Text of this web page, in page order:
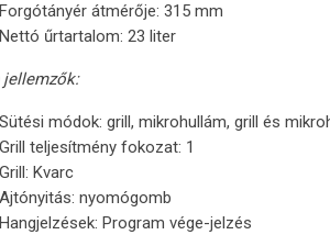
Forgótányér átmérője: 315 mm
Nettó űrtartalom: 23 liter
jellemzők:
Sütési módok: grill, mikrohullám, grill és
Grill teljesítmény fokozat: 1
Grill: Kvarc
Ajtónyitás: nyomógomb
Hangjelzések: Program vége-jelzés